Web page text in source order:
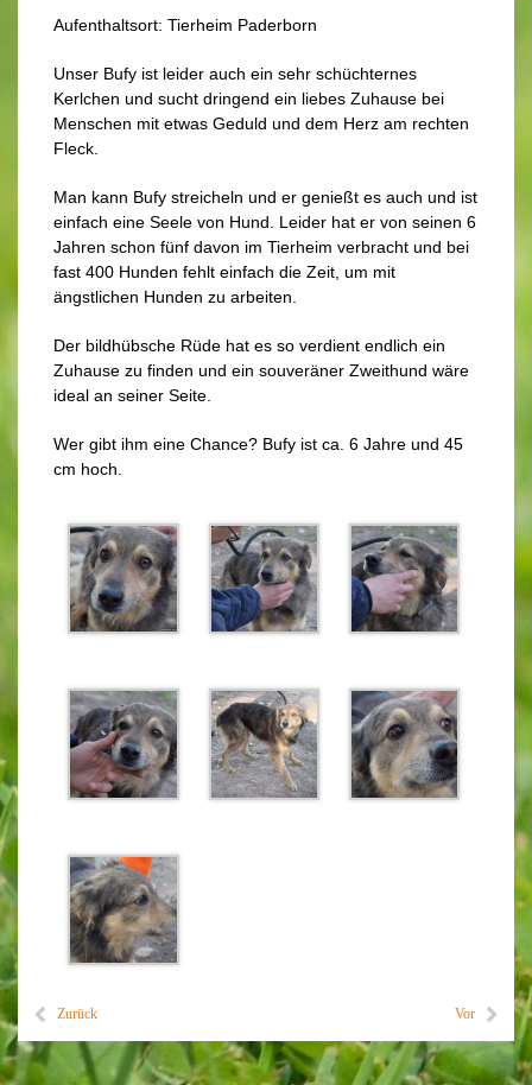
Aufenthaltsort: Tierheim Paderborn
Unser Bufy ist leider auch ein sehr schüchternes
Kerlchen und sucht dringend ein liebes Zuhause bei
Menschen mit etwas Geduld und dem Herz am rechten
Fleck.
Man kann Bufy streicheln und er genießt es auch und ist
einfach eine Seele von Hund. Leider hat er von seinen 6
Jahren schon fünf davon im Tierheim verbracht und bei
fast 400 Hunden fehlt einfach die Zeit, um mit
ängstlichen Hunden zu arbeiten.
Der bildhübsche Rüde hat es so verdient endlich ein
Zuhause zu finden und ein souveräner Zweithund wäre
ideal an seiner Seite.
Wer gibt ihm eine Chance? Bufy ist ca. 6 Jahre und 45
cm hoch.
Zurück Vor